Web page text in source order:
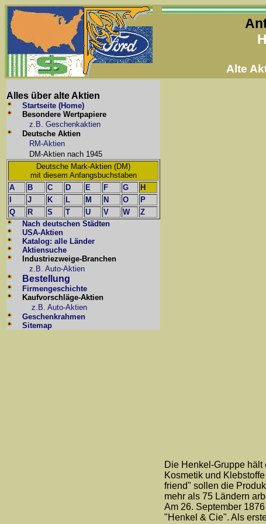
Alte
Alles über alte Aktien
Startseite (Home)
Besondere Wertpapiere
z.B. Geschenkaktien
Deutsche Aktien
RM-Aktien
DM-Aktien nach 1945
Deutsche Mark-Aktien (DM)
mit diesem Anfangsbuchstaben
A
B C D E F G
H
J K L M N O
P
Q
R S T U V W
Z
Nach deutschen Städten
USA-Aktien
Katalog: alle Länder
Aktiensuche
Industriezweige-Branchen
z.B. Auto-Aktien
Bestellung
Firmengeschichte
Kaufvorschläge-Aktien
z.B. Auto-Aktien
Geschenkrahmen
Sitemap
Die Henkel-Gruppe
Kosmetik und
friend" sollen die
mehr als 75 Ländern
Am 26. September
"Henkel & Cie". Als